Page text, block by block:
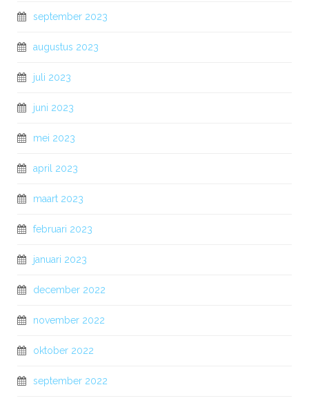
september 2023
augustus 2023
juli 2023
juni 2023
mei 2023
april 2023
maart 2023
februari 2023
januari 2023
december 2022
november 2022
oktober 2022
september 2022